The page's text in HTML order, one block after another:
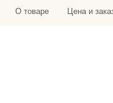
О товаре Цена и